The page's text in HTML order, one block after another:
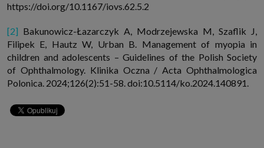
https://doi.org/10.1167/iovs.62.5.2
[2] Bakunowicz-Łazarczyk A, Modrzejewska M, Szaflik J,
Filipek E, Hautz W, Urban B. Management of myopia in
children and adolescents – Guidelines of the Polish Society
of Ophthalmology. Klinika Oczna / Acta Ophthalmologica
Polonica. 2024;126(2):51-58. doi:10.5114/ko.2024.140891.